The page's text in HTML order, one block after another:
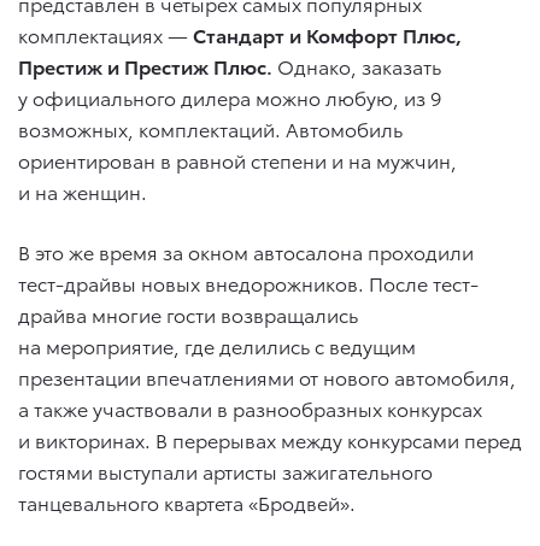
комплектациях —Стандарт и Комфорт Плюс,
Престиж и Престиж Плюс. Однако, заказать
у официального дилера можно любую, из 9
возможных, комплектаций. Автомобиль
ориентирован в равной степени и на мужчин,
и на женщин.
В это же время за окном автосалона проходили
тест-драйвы новых внедорожников. После тест-
драйва многие гости возвращались
на мероприятие, где делились с ведущим
презентации впечатлениями от нового автомобиля,
а также участвовали в разнообразных конкурсах
и викторинах. В перерывах между конкурсами перед
гостями выступали артисты зажигательного
танцевального квартета «Бродвей».